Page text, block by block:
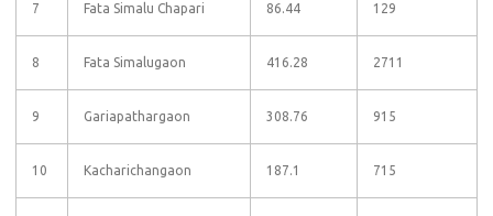
7 Fata Simalu Chapari 86.44 129
8 Fata Simalugaon 416.28 2711
9 Gariapathargaon 308.76 915
10 Kacharichangaon 187.1 715